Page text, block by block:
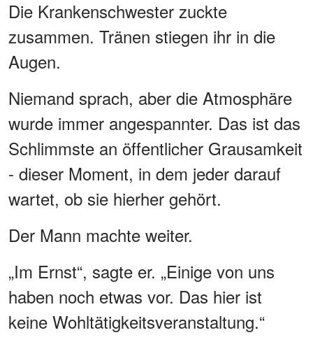
Die Krankenschwester zuckte
zusammen. Tränen stiegen ihr in die
Augen.
Niemand sprach, aber die Atmosphäre
wurde immer angespannter. Das ist das
Schlimmste an öffentlicher Grausamkeit
- dieser Moment, in dem jeder darauf
wartet, ob sie hierher gehört.
Der Mann machte weiter.
„Im Ernst“, sagte er. „Einige von uns
haben noch etwas vor. Das hier ist
keine Wohltätigkeitsveranstaltung.“